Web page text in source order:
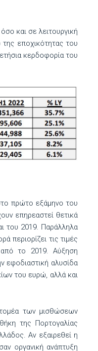
και σε λειτουργική
εποχικότητας του
κερδοφορία του
πρώτο εξάμηνο του
επηρεαστεί θετικά
του 2019. Παράλληλα
περιορίζει τις τιμές
το 2019. Αύξηση
εφοδιαστική αλυσίδα
του ευρώ, αλλά και
των μισθώσεων
της Πορτογαλίας
Αν εξαιρεθεί η
οργανική ανάπτυξη